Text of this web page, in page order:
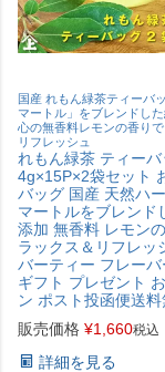
国産 れもん緑茶ティーバ
マートル」をブレンドし
心の無香料レモンの香り
リフレッシュ
れもん緑茶 ティーバ
4g×15P×2袋セット
バッグ 国産 天然ハ
マートルをブレンド
添加 無香料 レモン
ラックス＆リフレッ
バーティー フレー
ギフト プレゼント
ン ポスト投函便送
販売価格 ¥1,660税込
詳細を見る